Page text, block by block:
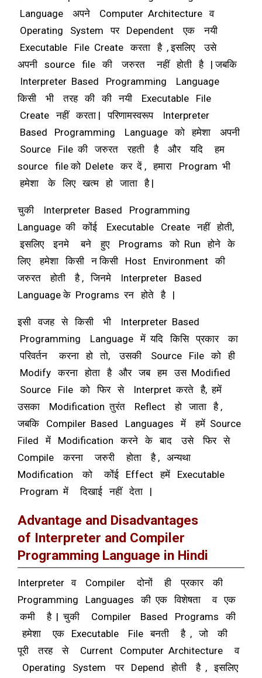
Language अपने Computer Architecture व
Operating System पर Dependent एक नयी
Executable File Create करता है , इसलिए उसे
अपनी source file की जरुरत नहीं होती है | जबकि
Interpreter Based Programming Language
किसी भी तरह की की नयी Executable File
Create नहीं करता | परिणामस्वरूप Interpreter
Based Programming Language को हमेशा अपनी
Source File की जरुरत रहती है और यदि हम
source file को Delete कर दें , हमारा Program भी
हमेशा के लिए खत्म हो जाता है |
चुकी Interpreter Based Programming
Language की कोंई Executable Create नहीं होती,
इसलिए इनमे बने हुए Programs को Run होने के
लिए हमेशा किसी न किसी Host Environment की
जरुरत होती है , जिनमे Interpreter Based
Language के Programs रन होते है |
इसी वजह से किसी भी Interpreter Based
Programming Language में यदि किसि प्रकार का
परिवर्तन करना हो तो, उसकी Source File को ही
Modify करना होता है और जब हम उस Modified
Source File को फिर से Interpret करते है, हमें
उसका Modification तुरंत Reflect हो जाता है ,
जबकि Compiler Based Languages में हमें Source
Filed में Modification करने के बाद उसे फिर से
Compile करना जरुरी होता है , अन्यथा
Modification को कोंई Effect हमें Executable
Program में दिखाई नहीं देता |
Advantage and Disadvantages
of Interpreter and Compiler
Programming Language in Hindi
Interpreter व Compiler दोनों ही प्रकार की
Programming Languages की एक विशेषता व एक
कमी है | चुकी Compiler Based Programs की
हमेशा एक Executable File बनती है , जो की
पूरी तरह से Current Computer Architecture व
Operating System पर Depend होती है , इसलिए